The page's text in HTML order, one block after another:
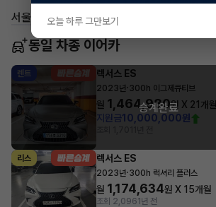
서울 영등포구 신길동
동일 차종 이어카
렌트 렉서스 ES
2023년· 300h 이그제큐티브
월 1,464,980원 X 21 개월
지원금10,000,000원
승계완료
리스 렉서스 ES
2023년·300h 럭셔리 플러스
월 1,174,634원 X 15개월
조회 2,0961년 전
오늘 하루 그만보기